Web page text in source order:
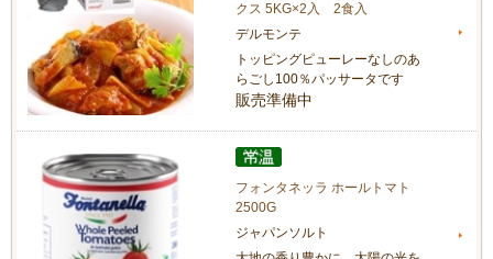
クス 5KG×2入 2食入
デルモンテ
トッピングピューレーなしのあ
らごし100％パッサータです
販売準備中
フォンタネッラ ホールトマト
2500G
ジャパンソルト